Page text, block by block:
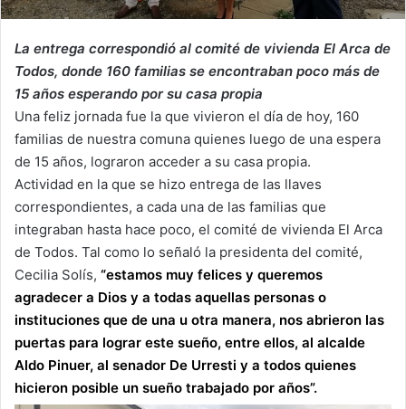
La entrega correspondió al comité de vivienda El Arca de
Todos, donde 160 familias se encontraban poco más de
15 años esperando por su casa propia
Una feliz jornada fue la que vivieron el día de hoy, 160
familias de nuestra comuna quienes luego de una espera
de 15 años, lograron acceder a su casa propia.
Actividad en la que se hizo entrega de las llaves
correspondientes, a cada una de las familias que
integraban hasta hace poco, el comité de vivienda El Arca
de Todos. Tal como lo señaló la presidenta del comité,
Cecilia Solís, “estamos muy felices y queremos
agradecer a Dios y a todas aquellas personas o
instituciones que de una u otra manera, nos abrieron las
puertas para lograr este sueño, entre ellos, al alcalde
Aldo Pinuer, al senador De Urresti y a todos quienes
hicieron posible un sueño trabajado por años”.